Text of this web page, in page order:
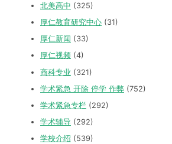
北美高中 (325)
厚仁教育研究中心 (31)
厚仁新闻 (33)
厚仁视频 (4)
商科专业 (321)
学术紧急 开除 停学 作弊 (752)
学术紧急专栏 (292)
学术辅导 (292)
学校介绍 (539)